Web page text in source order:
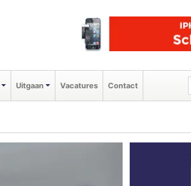
Uitgaan Vacatures Contact